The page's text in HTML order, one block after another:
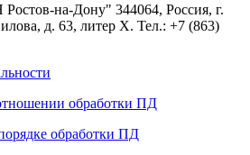
на-Дону" 344064, Россия, г.
д. 63, литер Х. Тел.: +7 (863)
обработки ПД
обработки ПД